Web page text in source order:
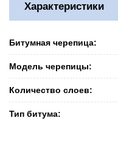
Характеристики
Битумная черепица:
Модель черепицы:
Количество слоев:
Тип битума: